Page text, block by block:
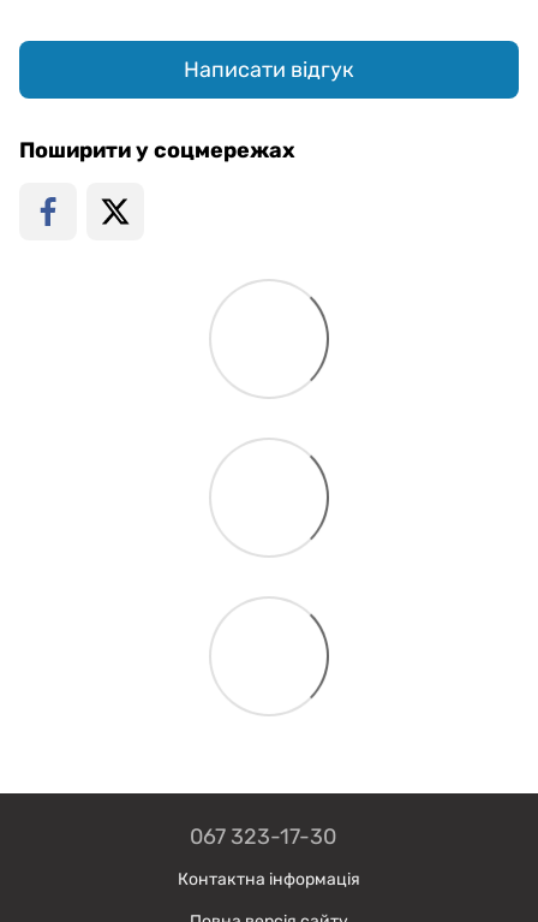
Написати відгук
Поширити у соцмережах
067 323-17-30
Контактна інформація